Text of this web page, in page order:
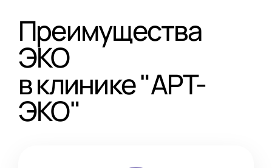
Преимущества
ЭКО
в клинике "АРТ-
ЭКО"